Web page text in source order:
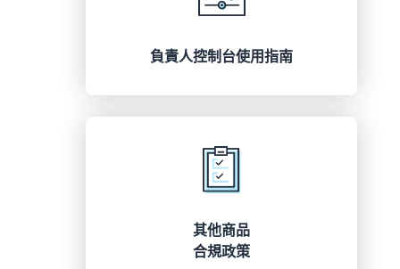
負責人控制台使用指南
其他商品
合規政策